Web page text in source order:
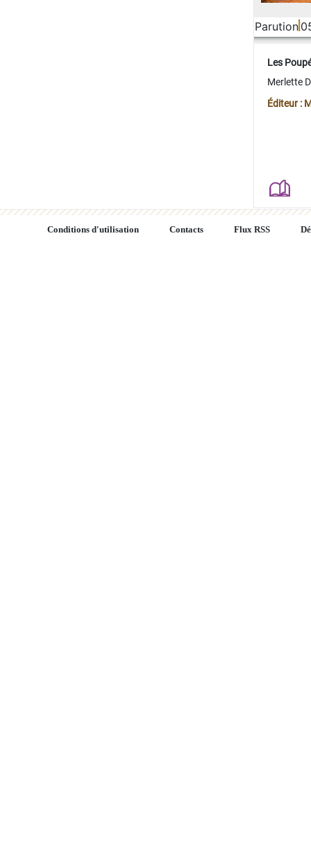
Parution
Les
Merlette
Éditeur :
Conditions d'utilisation Contacts Flux RSS